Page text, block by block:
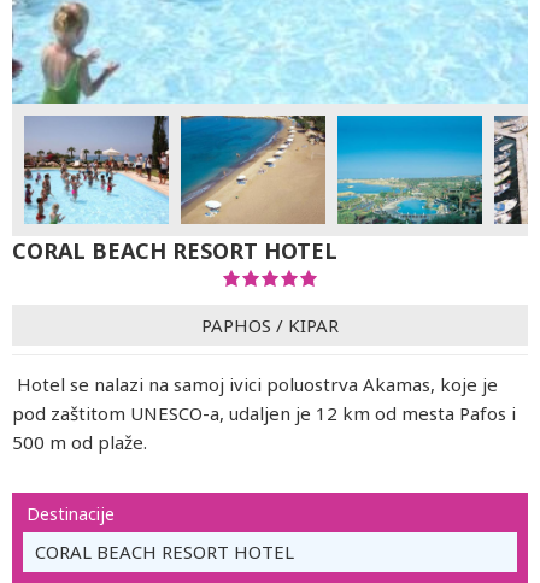
CORAL BEACH RESORT HOTEL
PAPHOS / KIPAR
Hotel se nalazi na samoj ivici poluostrva Akamas, koje je
pod zaštitom UNESCO-a, udaljen je 12 km od mesta Pafos i
500 m od plaže.
Destinacije
CORAL BEACH RESORT HOTEL